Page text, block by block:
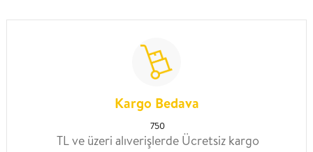
Kargo Bedava
750
TL ve üzeri alıverişlerde Ücretsiz kargo